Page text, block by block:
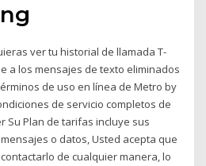
ver tu historial de llamada T-
a los mensajes de texto eliminados
de uso en línea de Metro by
de servicio completos de
Su Plan de tarifas incluye sus
o datos, Usted acepta que
de cualquier manera, lo